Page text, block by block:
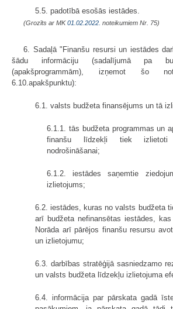
5.5. padotībā esošās iestādes.
(Grozīts ar MK01.02.2022. noteikumiem Nr. 75)
6. Sadaļā "Finanšu resursi un iestādes
šādu informāciju (sadalījumā pa
(apakšprogrammām), izņemot šo
6.10.apakšpunktu):
6.1. valsts budžeta finansējums un tā
6.1.1. tās budžeta programmas un
finanšu līdzekļi tiek izlietoti
nodrošināšanai;
6.1.2. iestādes saņemtie
izlietojums;
6.2. iestādes, kuras no valsts budžeta
arī budžeta nefinansētas iestādes,
Norāda arī pārējos finanšu resursu
un izlietojumu;
6.3. darbības stratēģijā sasniedzamo
un valsts budžeta līdzekļu izlietojuma
6.4. informācija par pārskata gadā